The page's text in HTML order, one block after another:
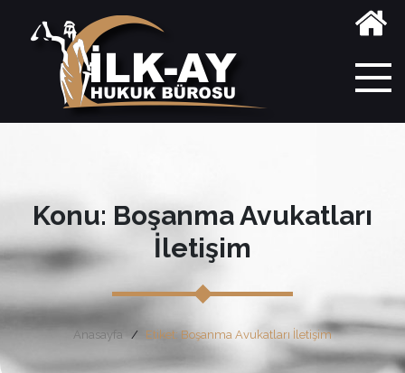
Konu: Boşanma Avukatları
İletişim
Anasayfa Etiket: Boşanma Avukatları İletişim